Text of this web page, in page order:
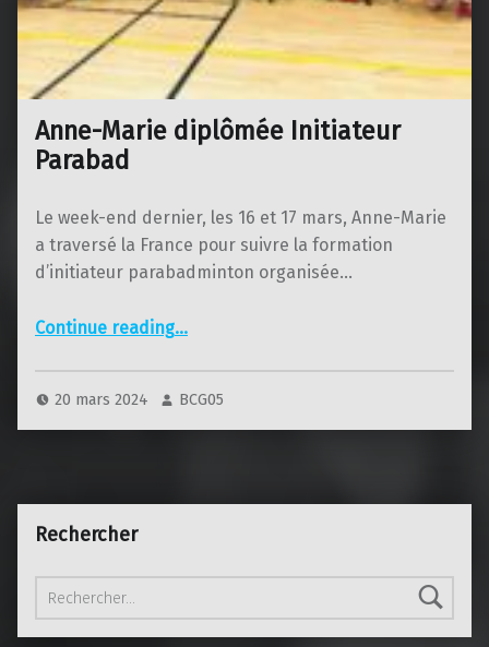
Anne-Marie diplômée Initiateur
Parabad
Le week-end dernier, les 16 et 17 mars, Anne-Marie
a traversé la France pour suivre la formation
d’initiateur parabadminton organisée…
Continue reading“Anne-Marie diplômée Initiateur Parabad”
…
20 mars 2024 BCG05
Rechercher
Rechercher :